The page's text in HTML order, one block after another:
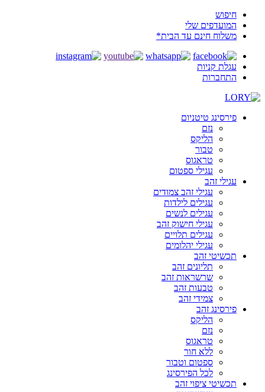
חיפוש
המועדפים שלי
משלוח חינם עד הבית*
עגלת קניות
התחברות
פירסינג טיטניום
נזם
הליקס
טבור
טראגוס
עגילי ספטום
עגילי זהב
עגילי זהב צמודים
עגילים לילדות
עגילים לנשים
עגילי חישוק זהב
עגילים תלויים
עגילי יהלומים
תכשיטי זהב
תליונים זהב
שרשראות זהב
טבעות זהב
צמידי זהב
פירסינג זהב
הליקס
נזם
טראגוס
ללא חור
ספטום וטבור
לכל הפירסינג
תכשיטי ציפוי זהב